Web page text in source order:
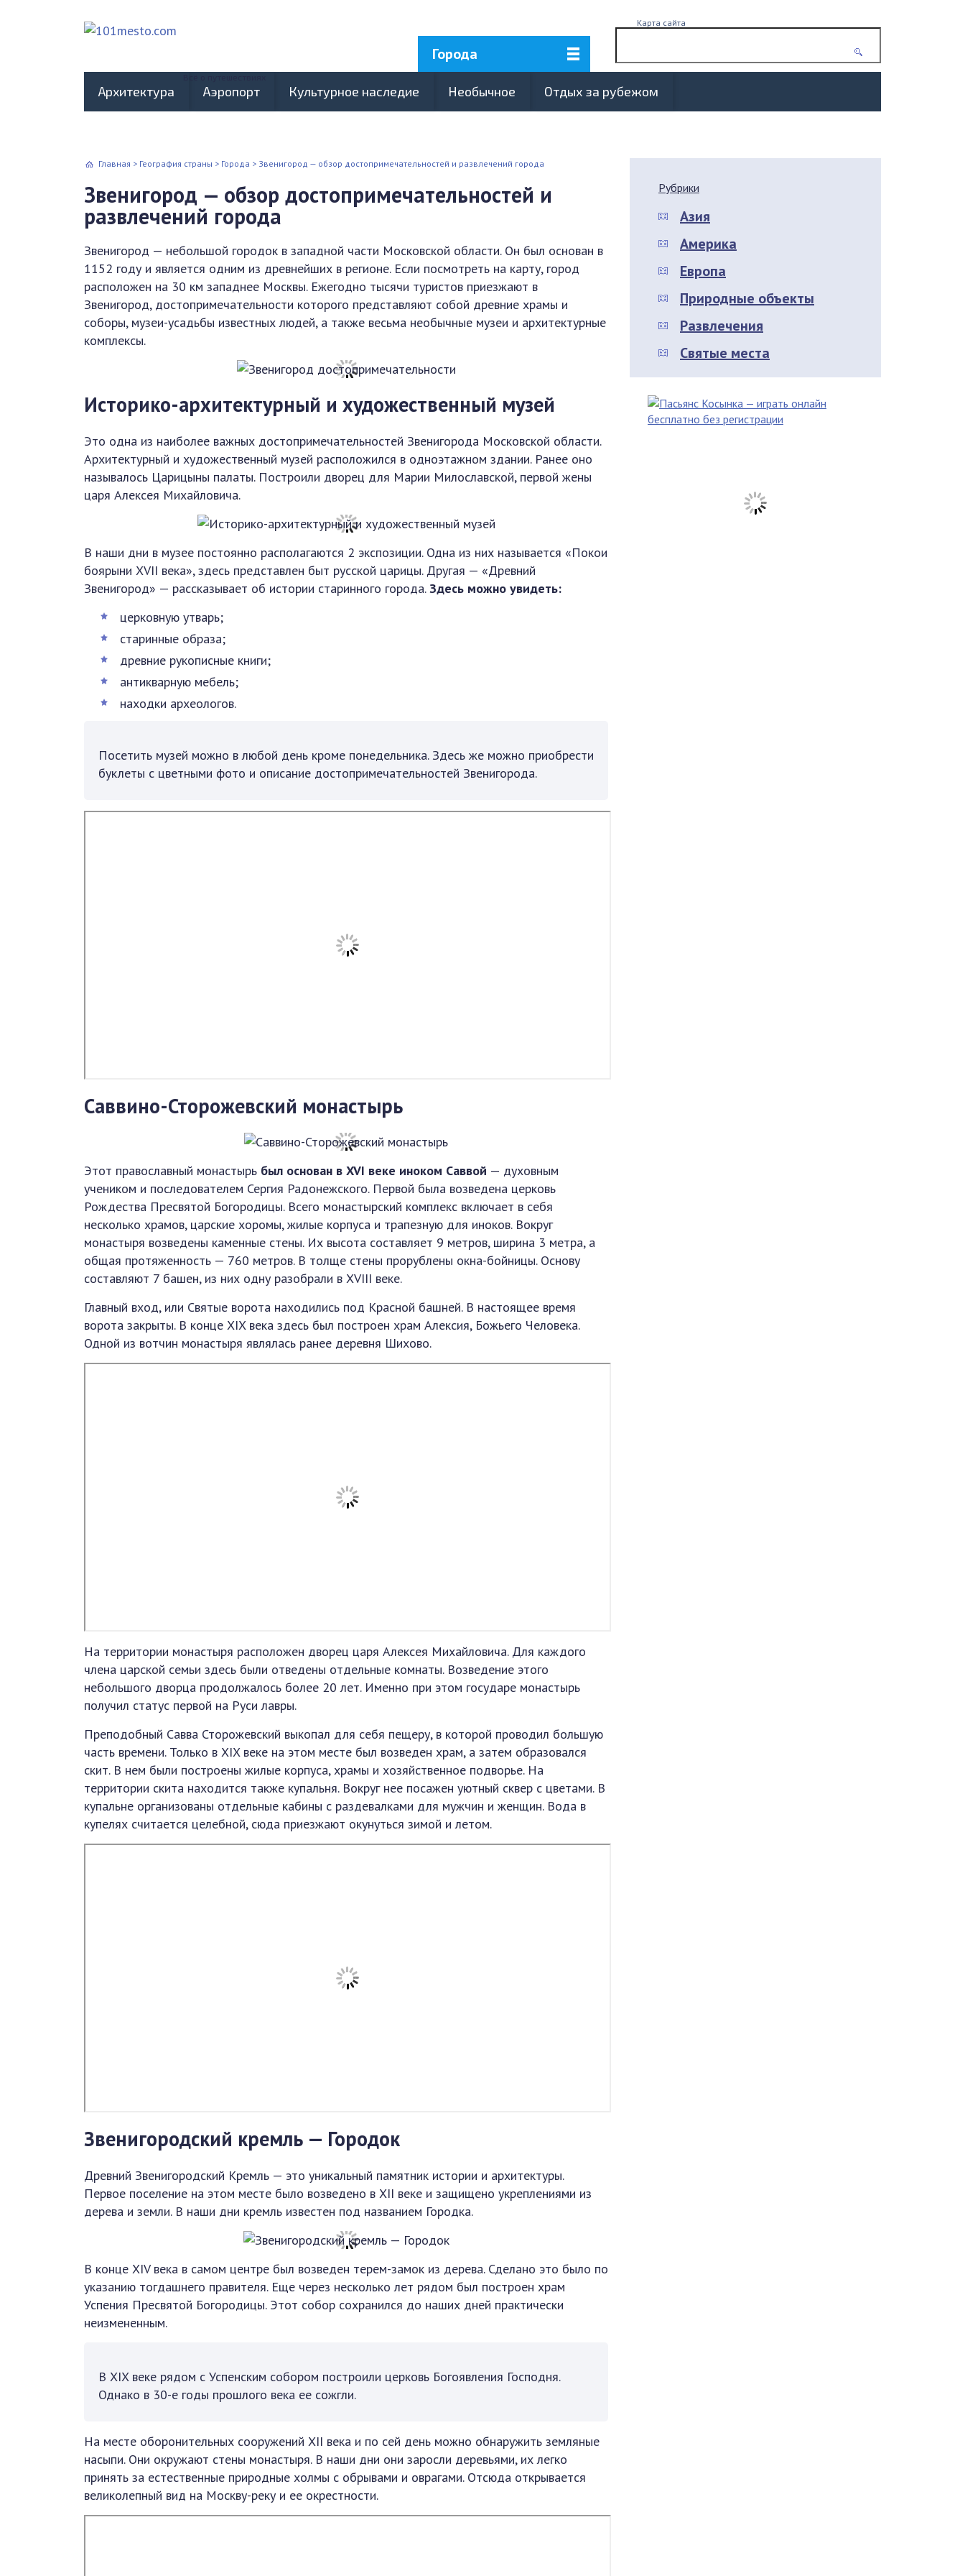
Города
Карта сайта
Архитектура Аэропорт Культурное наследие Необычное Отдых за рубежом
Главная > География страны > Города > Звенигород — обзор достопримечательностей и развлечений города
Звенигород — обзор достопримечательностей и
развлечений города
Звенигород — небольшой городок в западной части Московской области. Он был основан в
1152 году и является одним из древнейших в регионе. Если посмотреть на карту, город
расположен на 30 км западнее Москвы. Ежегодно тысячи туристов приезжают в
Звенигород, достопримечательности которого представляют собой древние храмы и
соборы, музеи-усадьбы известных людей, а также весьма необычные музеи и архитектурные
комплексы.
Историко-архитектурный и художественный музей
Это одна из наиболее важных достопримечательностей Звенигорода Московской области.
Архитектурный и художественный музей расположился в одноэтажном здании. Ранее оно
называлось Царицыны палаты. Построили дворец для Марии Милославской, первой жены
царя Алексея Михайловича.
В наши дни в музее постоянно располагаются 2 экспозиции. Одна из них называется «Покои
боярыни XVII века», здесь представлен быт русской царицы. Другая — «Древний
Звенигород» — рассказывает об истории старинного города.Здесь можно увидеть:
церковную утварь;
старинные образа;
древние рукописные книги;
антикварную мебель;
находки археологов.
Посетить музей можно в любой день кроме понедельника. Здесь же можно приобрести
буклеты с цветными фото и описание достопримечательностей Звенигорода.
Саввино-Сторожевский монастырь
Этот православный монастырь был основан в XVI веке иноком Саввой — духовным
учеником и последователем Сергия Радонежского. Первой была возведена церковь
Рождества Пресвятой Богородицы. Всего монастырский комплекс включает в себя
несколько храмов, царские хоромы, жилые корпуса и трапезную для иноков. Вокруг
монастыря возведены каменные стены. Их высота составляет 9 метров, ширина 3 метра, а
общая протяженность — 760 метров. В толще стены прорублены окна-бойницы. Основу
составляют 7 башен, из них одну разобрали в XVIII веке.
Главный вход, или Святые ворота находились под Красной башней. В настоящее время
ворота закрыты. В конце XIX века здесь был построен храм Алексия, Божьего Человека.
Одной из вотчин монастыря являлась ранее деревня Шихово.
На территории монастыря расположен дворец царя Алексея Михайловича. Для каждого
члена царской семьи здесь были отведены отдельные комнаты. Возведение этого
небольшого дворца продолжалось более 20 лет. Именно при этом государе монастырь
получил статус первой на Руси лавры.
Преподобный Савва Сторожевский выкопал для себя пещеру, в которой проводил большую
часть времени. Только в XIX веке на этом месте был возведен храм, а затем образовался
скит. В нем были построены жилые корпуса, храмы и хозяйственное подворье. На
территории скита находится также купальня. Вокруг нее посажен уютный сквер с цветами. В
купальне организованы отдельные кабины с раздевалками для мужчин и женщин. Вода в
купелях считается целебной, сюда приезжают окунуться зимой и летом.
Звенигородский кремль — Городок
Древний Звенигородский Кремль — это уникальный памятник истории и архитектуры.
Первое поселение на этом месте было возведено в XII веке и защищено укреплениями из
дерева и земли. В наши дни кремль известен под названием Городка.
В конце XIV века в самом центре был возведен терем-замок из дерева. Сделано это было по
указанию тогдашнего правителя. Еще через несколько лет рядом был построен храм
Успения Пресвятой Богородицы. Этот собор сохранился до наших дней практически
неизмененным.
В XIX веке рядом с Успенским собором построили церковь Богоявления Господня.
Однако в 30-е годы прошлого века ее сожгли.
На месте оборонительных сооружений XII века и по сей день можно обнаружить земляные
насыпи. Они окружают стены монастыря. В наши дни они заросли деревьями, их легко
принять за естественные природные холмы с обрывами и оврагами. Отсюда открывается
великолепный вид на Москву-реку и ее окрестности.
Рубрики
Азия
Америка
Европа
Природные объекты
Развлечения
Святые места